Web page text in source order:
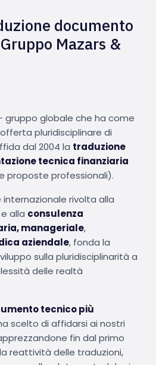
documento
Mazars &
gruppo globale che ha come
pluridisciplinare di
dal 2004 la traduzione
tecnica finanziaria
proposte professionali).
internazionale rivolta alla
e alla consulenza
manageriale,
aziendale, fonda la
sulla pluridisciplinarità a
delle realtà
tecnico più
scelto di affidarsi ai nostri
fin dal primo
reattività delle traduzioni,